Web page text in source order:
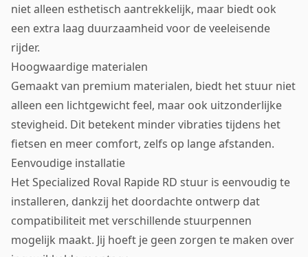
niet alleen esthetisch aantrekkelijk, maar biedt ook
een extra laag duurzaamheid voor de veeleisende
rijder.
Hoogwaardige materialen
Gemaakt van premium materialen, biedt het stuur niet
alleen een lichtgewicht feel, maar ook uitzonderlijke
stevigheid. Dit betekent minder vibraties tijdens het
fietsen en meer comfort, zelfs op lange afstanden.
Eenvoudige installatie
Het Specialized Roval Rapide RD stuur is eenvoudig te
installeren, dankzij het doordachte ontwerp dat
compatibiliteit met verschillende stuurpennen
mogelijk maakt. Jij hoeft je geen zorgen te maken over